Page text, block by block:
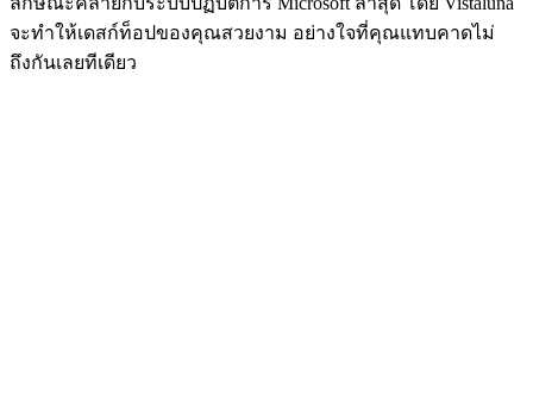
จะทำให้เดสก์ท็อปของคุณสวยงาม อย่างใจที่คุณแทบคาดไม่
ถึงกันเลยทีเดียว